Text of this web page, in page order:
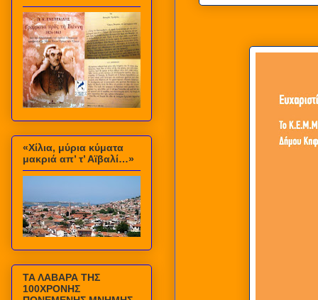
«Χίλια, μύρια κύματα
μακριά απ’ τ’ Αϊβαλί…»
ΤΑ ΛΑΒΑΡΑ ΤΗΣ
100ΧΡΟΝΗΣ